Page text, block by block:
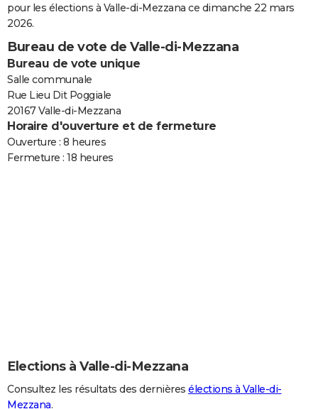
S'inscrire
Se connecter
Lycées
Collèges
Primaires
Universités
Entreprises
Service militaire
Avis de recherche
AVIS DE DÉCÈS
FORUM
Bricolage
Lifestyle
Culture
Sport
Auto
Television
Voyage
Cinema
pour les élections à Valle-di-Mezzana ce dimanche 22 mars
2026.
Bureau de vote de Valle-di-Mezzana
Bureau de vote unique
Salle communale
Rue Lieu Dit Poggiale
20167 Valle-di-Mezzana
Horaire d'ouverture et de fermeture
Ouverture : 8 heures
Fermeture : 18 heures
Elections à Valle-di-Mezzana
Consultez les résultats des dernières élections à Valle-di-
Mezzana.